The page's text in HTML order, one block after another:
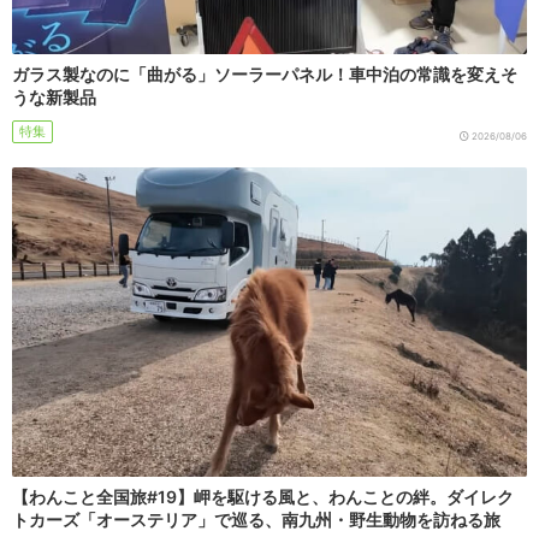
ガラス製なのに「曲がる」ソーラーパネル！車中泊の常識を変えそ
うな新製品
特集 2026/08/06
【わんこと全国旅#19】岬を駆ける風と、わんことの絆。ダイレク
トカーズ「オーステリア」で巡る、南九州・野生動物を訪ねる旅